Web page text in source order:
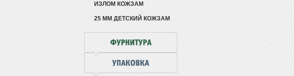
ИЗЛОМ КОЖЗАМ
25 ММ ДЕТСКИЙ КОЖЗАМ